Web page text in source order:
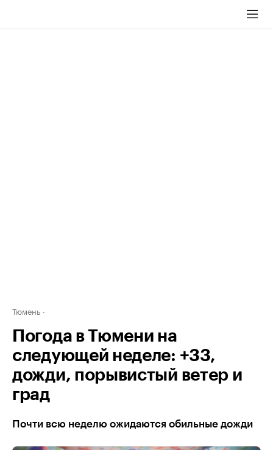
Тюмень
Погода в Тюмени на
следующей неделе: +33,
дожди, порывистый ветер и
град
Почти всю неделю ожидаются обильные дожди